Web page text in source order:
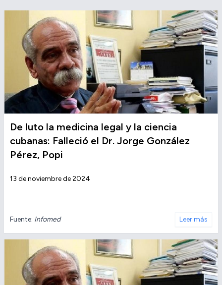
De luto la medicina legal y la ciencia
cubanas: Falleció el Dr. Jorge González
Pérez, Popi
13 de noviembre de 2024
Fuente: Infomed Leer más